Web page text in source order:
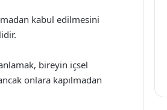
kabul edilmesini
bireyin içsel
onlara kapılmadan